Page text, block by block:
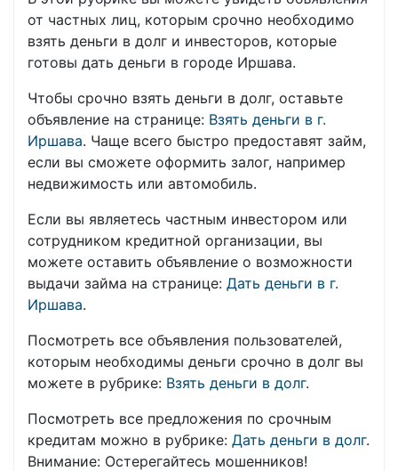
от частных лиц, которым срочно необходимо
взять деньги в долг и инвесторов, которые
готовы дать деньги в городе Иршава.
Чтобы срочно взять деньги в долг, оставьте
объявление на странице: Взять деньги в г.
Иршава. Чаще всего быстро предоставят займ,
если вы сможете оформить залог, например
недвижимость или автомобиль.
Если вы являетесь частным инвестором или
сотрудником кредитной организации, вы
можете оставить объявление о возможности
выдачи займа на странице: Дать деньги в г.
Иршава.
Посмотреть все объявления пользователей,
которым необходимы деньги срочно в долг вы
можете в рубрике: Взять деньги в долг.
Посмотреть все предложения по срочным
кредитам можно в рубрике: Дать деньги в долг.
Внимание: Остерегайтесь мошенников!